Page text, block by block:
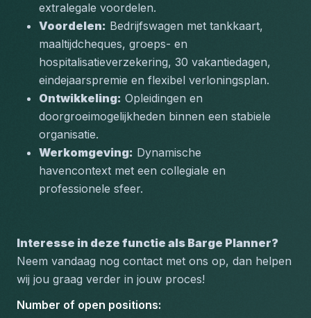
extralegale voordelen.
Voordelen: Bedrijfswagen met tankkaart,
maaltijdcheques, groeps- en
hospitalisatieverzekering, 30 vakantiedagen,
eindejaarspremie en flexibel verloningsplan.
Ontwikkeling: Opleidingen en
doorgroeimogelijkheden binnen een stabiele
organisatie.
Werkomgeving: Dynamische
havencontext met een collegiale en
professionele sfeer.
Interesse in deze functie als Barge Planner?
Neem vandaag nog contact met ons op, dan helpen
wij jou graag verder in jouw proces!
Number of open positions: